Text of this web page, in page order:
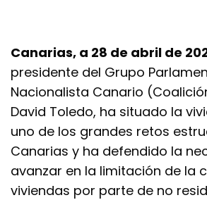
Canarias, a 28 de abril de
presidente del Grupo
Nacionalista Canario
David Toledo, ha situado la
uno de los grandes retos
Canarias y ha defendido la
avanzar en la limitación de la
viviendas por parte de no